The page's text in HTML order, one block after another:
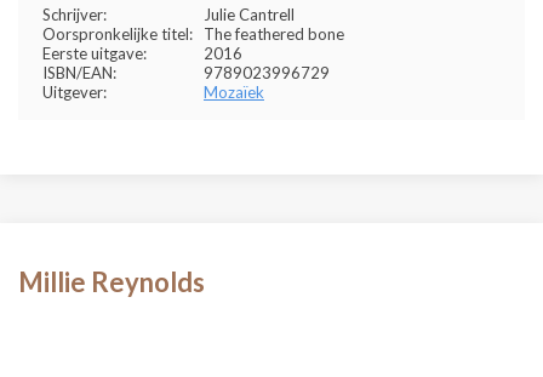
Schrijver:
Julie Cantrell
Oorspronkelijke titel:
The feathered bone
Eerste uitgave:
2016
ISBN/EAN:
9789023996729
Uitgever:
Mozaïek
Millie Reynolds